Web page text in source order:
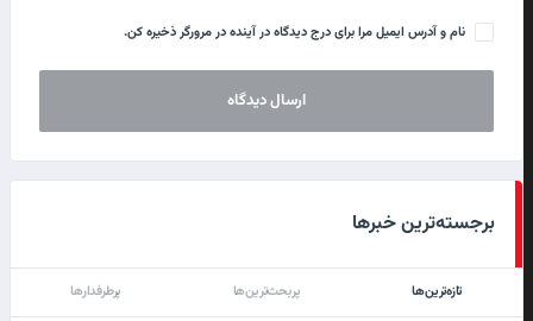
نام و آدرس ایمیل مرا برای درج دیدگاه در آینده در مرورگر ذخیره کن.
برجسته‌ترین خبرها
تازه‌ترین‌ها پربحث‌ترین‌ها پرطرفدارها